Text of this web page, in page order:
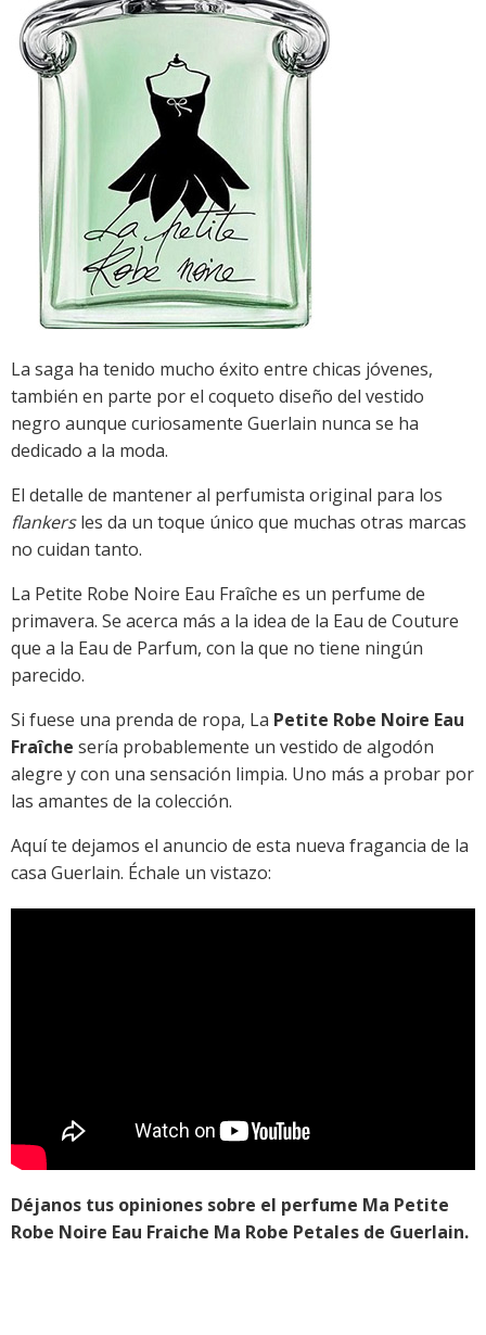
La saga ha tenido mucho éxito entre chicas jóvenes,
también en parte por el coqueto diseño del vestido
negro aunque curiosamente Guerlain nunca se ha
dedicado a la moda.
El detalle de mantener al perfumista original para los
flankersles da un toque único que muchas otras marcas
no cuidan tanto.
La Petite Robe Noire Eau Fraîche es un perfume de
primavera. Se acerca más a la idea de la Eau de Couture
que a la Eau de Parfum, con la que no tiene ningún
parecido.
Si fuese una prenda de ropa, La Petite Robe Noire Eau
Fraîche sería probablemente un vestido de algodón
alegre y con una sensación limpia. Uno más a probar por
las amantes de la colección.
Aquí te dejamos el anuncio de esta nueva fragancia de la
casa Guerlain. Échale un vistazo:
Déjanos tus opiniones sobre el perfume Ma Petite
Robe Noire Eau Fraiche Ma Robe Petales de Guerlain.